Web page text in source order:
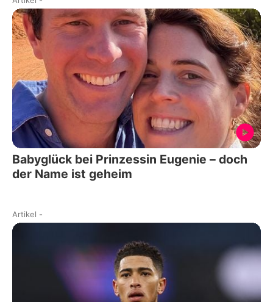
Babyglück bei Prinzessin Eugenie – doch
der Name ist geheim
Artikel -